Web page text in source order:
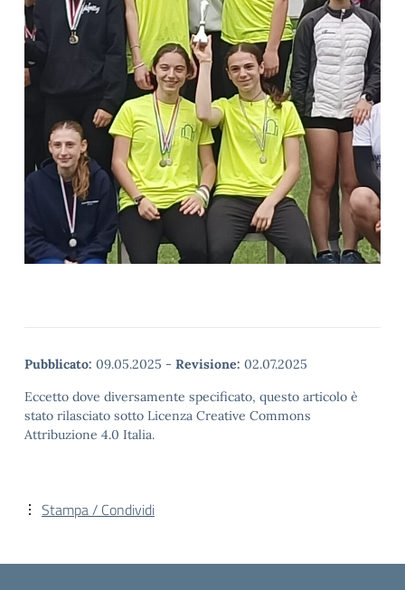
Pubblicato: 09.05.2025 - Revisione: 02.07.2025
Eccetto dove diversamente specificato, questo articolo è
stato rilasciato sotto Licenza Creative Commons
Attribuzione 4.0 Italia.
Stampa / Condividi